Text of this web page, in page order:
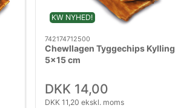
KW NYHED!
742174712500
Chewllagen Tyggechips Kylling
5x15 cm
DKK 14,00
DKK 11,20 ekskl. moms